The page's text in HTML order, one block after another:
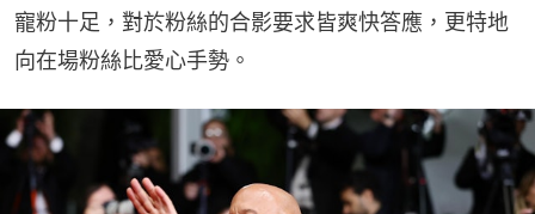
寵粉十足，對於粉絲的合影要求皆爽快答應，更特地
向在場粉絲比愛心手勢。